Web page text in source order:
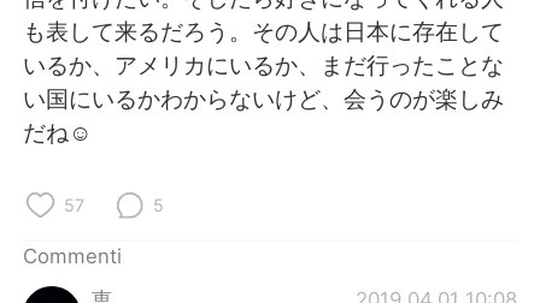
繁體中文 Español
العربية Français
ไทย
も表して来るだろう。その人は日本に存在して
いるか、アメリカにいるか、まだ行ったことな
い国にいるかわからないけど、会うのが楽しみ
だね☺︎
57 5
Commenti